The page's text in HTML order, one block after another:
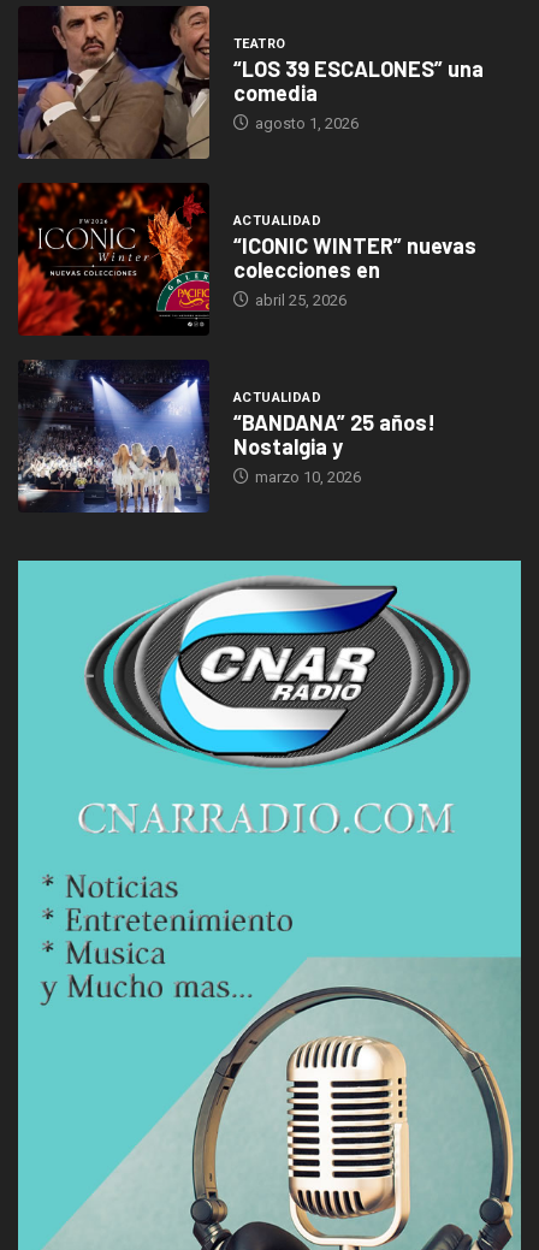
TEATRO
“LOS 39 ESCALONES” una
comedia
agosto 1, 2026
ACTUALIDAD
“ICONIC WINTER” nuevas
colecciones en
abril 25, 2026
ACTUALIDAD
“BANDANA” 25 años!
Nostalgia y
marzo 10, 2026